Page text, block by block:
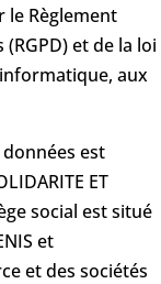
le Règlement
et de la loi
aux
est
ET
social est situé
et
et des sociétés